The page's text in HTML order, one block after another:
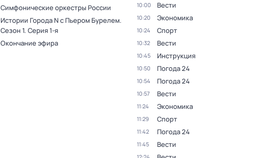
Симфонические оркестры России
Истории Города N с Пьером Бурелем.
Сезон 1. Серия 1-я
Окончание эфира
10:00 Вести
10:20 Экономика
10:24 Спорт
10:32 Вести
10:45 Инструкция
10:50 Погода 24
10:54 Погода 24
10:57 Вести
11:24 Экономика
11:29 Спорт
11:42 Погода 24
11:45 Вести